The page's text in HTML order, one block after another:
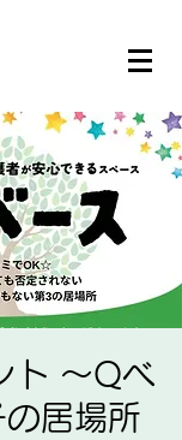
ト ～Qベ
居場所